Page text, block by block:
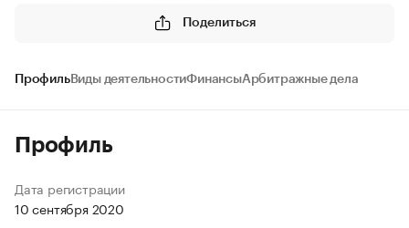
Поделиться
ПрофильВиды деятельностиФинансыАрбитражные дела
Профиль
Дата регистрации
10 сентября 2020